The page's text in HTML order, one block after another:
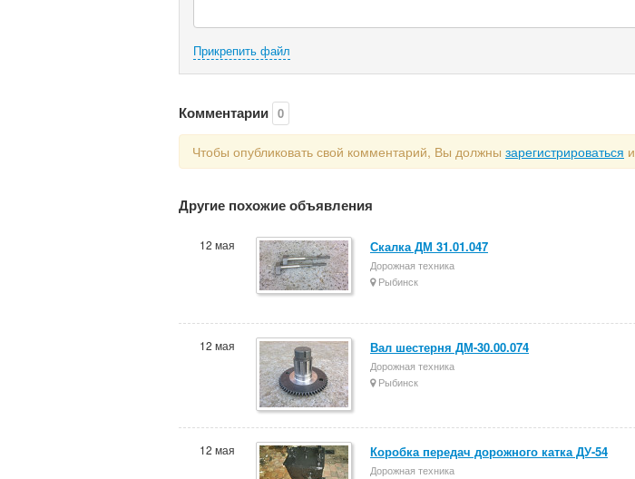
Прикрепить файл
Комментарии 0
Чтобы опубликовать свой комментарий, Вы должны зарегистрироваться
Другие похожие объявления
12 мая Скалка ДМ 31.01.047
Дорожная техника
Рыбинск
12 мая Вал шестерня ДМ-30.00.074
Дорожная техника
Рыбинск
12 мая Коробка передач дорожного катка ДУ-54
Дорожная техника